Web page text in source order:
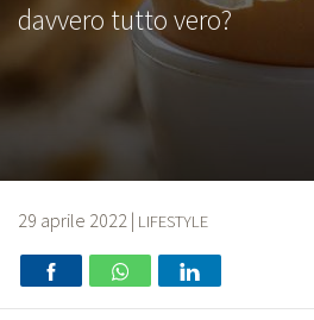
davvero tutto vero?
29 aprile 2022 | LIFESTYLE